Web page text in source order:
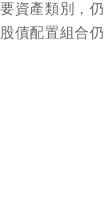
資產類別，仍
債配置組合仍